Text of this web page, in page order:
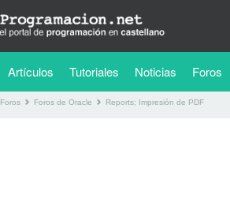
Artículos Tutoriales (current)
Noticias Foros
Foros Foros de Oracle Reports; Impresión de PDF